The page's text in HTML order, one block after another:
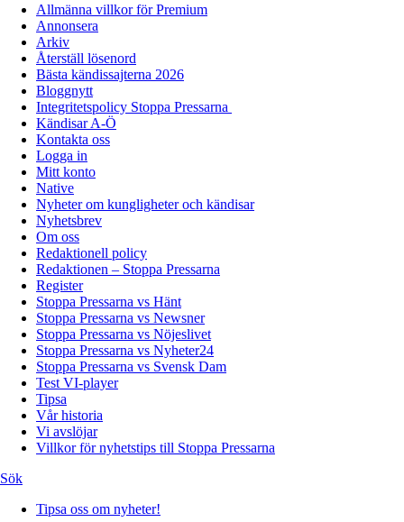
Allmänna villkor för Premium
Annonsera
Arkiv
Återställ lösenord
Bästa kändissajterna 2026
Bloggnytt
Integritetspolicy Stoppa Pressarna
Kändisar A-Ö
Kontakta oss
Logga in
Mitt konto
Native
Nyheter om kungligheter och kändisar
Nyhetsbrev
Om oss
Redaktionell policy
Redaktionen – Stoppa Pressarna
Register
Stoppa Pressarna vs Hänt
Stoppa Pressarna vs Newsner
Stoppa Pressarna vs Nöjeslivet
Stoppa Pressarna vs Nyheter24
Stoppa Pressarna vs Svensk Dam
Test VI-player
Tipsa
Vår historia
Vi avslöjar
Villkor för nyhetstips till Stoppa Pressarna
Sök
Tipsa oss om nyheter!